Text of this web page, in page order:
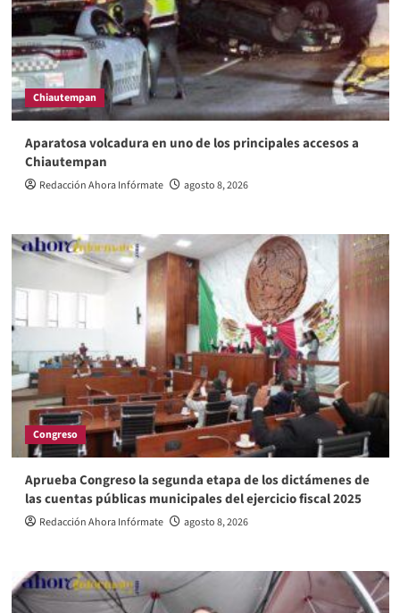
Chiautempan
Aparatosa volcadura en uno de los principales accesos a
Chiautempan
Redacción Ahora Infórmate agosto 8, 2026
Congreso
Aprueba Congreso la segunda etapa de los dictámenes de
las cuentas públicas municipales del ejercicio fiscal 2025
Redacción Ahora Infórmate agosto 8, 2026